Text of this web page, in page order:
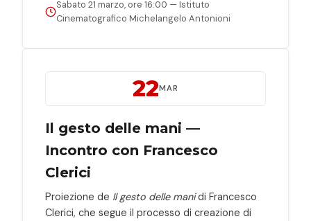
Sabato 21 marzo, ore 16:00 — Istituto
Cinematografico Michelangelo Antonioni
22MAR
Il gesto delle mani —
Incontro con Francesco
Clerici
Proiezione de Il gesto delle manidi Francesco
Clerici, che segue il processo di creazione di